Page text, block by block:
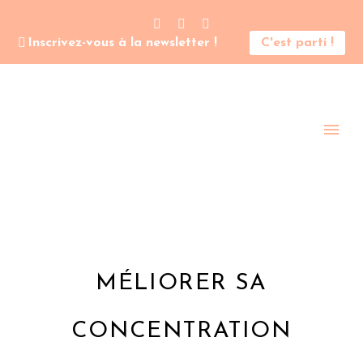
Inscrivez-vous à la newsletter ! C'est parti !
MÉLIORER SA
CONCENTRATION